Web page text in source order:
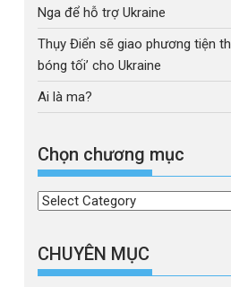
Nga để hỗ trợ Ukraine
Thụy Điển sẽ giao phương tiện
bóng tối’ cho Ukraine
Ai là ma?
Chọn chương mục
Chọn
mục
CHUYÊN MỤC